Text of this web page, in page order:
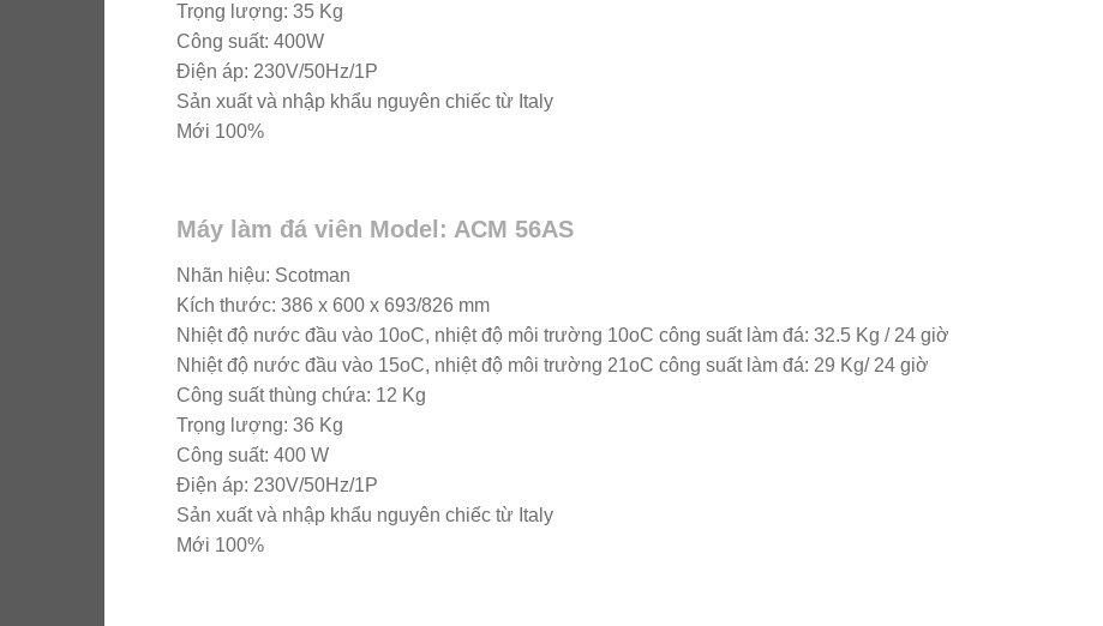
Trọng lượng: 35 Kg
Công suất: 400W
Điện áp: 230V/50Hz/1P
Sản xuất và nhập khẩu nguyên chiếc từ Italy
Mới 100%
Máy làm đá viên Model: ACM 56AS
Nhãn hiệu: Scotman
Kích thước: 386 x 600 x 693/826 mm
Nhiệt độ nước đầu vào 10oC, nhiệt độ môi trường 10oC công suất làm đá: 32.5 Kg / 24 giờ
Nhiệt độ nước đầu vào 15oC, nhiệt độ môi trường 21oC công suất làm đá: 29 Kg/ 24 giờ
Công suất thùng chứa: 12 Kg
Trọng lượng: 36 Kg
Công suất: 400 W
Điện áp: 230V/50Hz/1P
Sản xuất và nhập khẩu nguyên chiếc từ Italy
Mới 100%